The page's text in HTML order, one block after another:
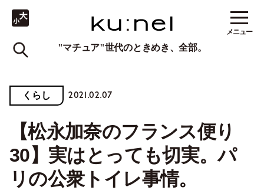
"マチュア"世代のときめき、全部。
メニュー
くらし 2021.02.07
【松永加奈のフランス便り
30】実はとっても切実。パ
リの公衆トイレ事情。